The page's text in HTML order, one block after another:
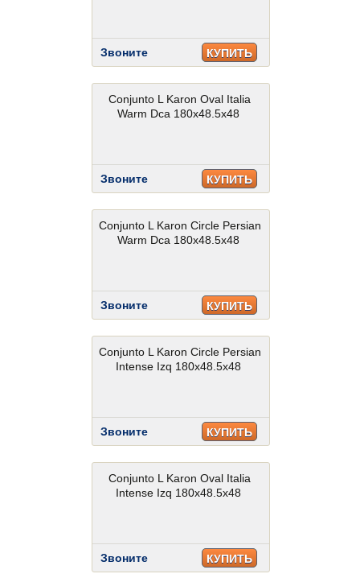
Звоните КУПИТЬ
Conjunto L Karon Oval Italia
Warm Dca 180x48.5x48
Звоните КУПИТЬ
Conjunto L Karon Circle Persian
Warm Dca 180x48.5x48
Звоните КУПИТЬ
Conjunto L Karon Circle Persian
Intense Izq 180x48.5x48
Звоните КУПИТЬ
Conjunto L Karon Oval Italia
Intense Izq 180x48.5x48
Звоните КУПИТЬ